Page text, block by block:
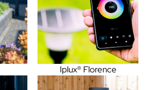
Iplux® Florence